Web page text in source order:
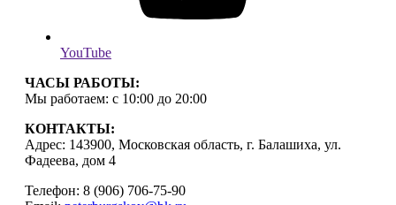
YouTube
ЧАСЫ РАБОТЫ:
Мы работаем: с 10:00 до 20:00
КОНТАКТЫ:
Адрес: 143900, Московская область, г. Балашиха, ул.
Фадеева, дом 4
Телефон: 8 (906) 706-75-90